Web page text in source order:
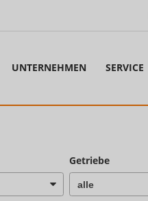
UNTERNEHMEN SERVICE
Getriebe